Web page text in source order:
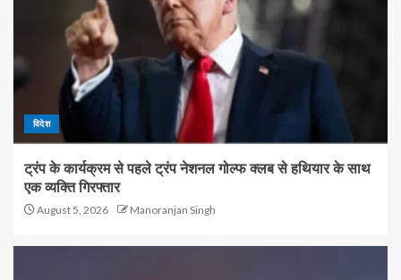
विदेश
ट्रंप के कार्यक्रम से पहले ट्रंप नेशनल गोल्फ क्लब से हथियार के साथ
एक व्यक्ति गिरफ्तार
August 5, 2026 Manoranjan Singh